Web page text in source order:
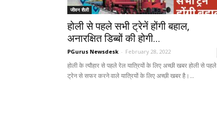
जीवन शैली
होली से पहले सभी ट्रेनें होंगी बहाल,
अनारक्षित डिब्बों की होगी...
PGurus Newsdesk - February 28, 2022
होली के त्यौहार से पहले रेल यात्रियों के लिए अच्छी खबर होली से पहले
ट्रेन से सफर करने वाले यात्रियों के लिए अच्छी खबर है।...